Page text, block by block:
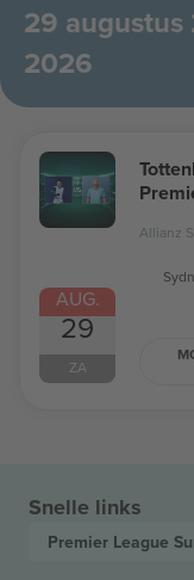
29
2026
AUG.
29
ZA
Allianz
Snelle links
Premier League